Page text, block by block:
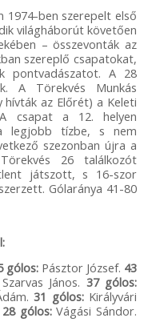
1974-ben szerepelt első
világháborút követően
– összevonták az
szereplő csapatokat,
pontvadászatot. A 28
A Törekvés Munkás
hívták az Előrét) a Keleti
csapat a 12. helyen
legjobb tízbe, s nem
szezonban újra a
26 találkozót
játszott, s 16-szor
Gólaránya 41-80
gólos: Pásztor József. 43
Szarvas János. 37 gólos:
31 gólos: Királyvári
28 gólos:Vágási Sándor.